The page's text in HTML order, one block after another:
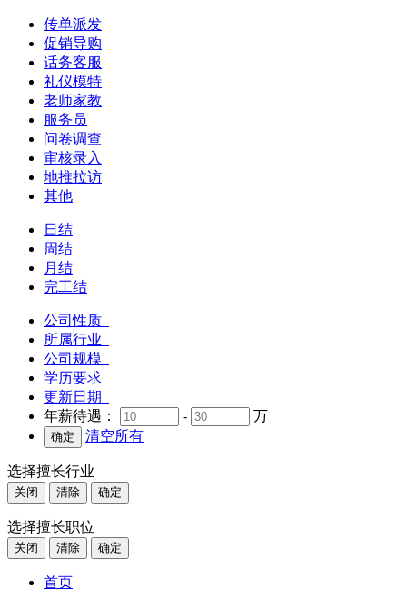
传单派发
促销导购
话务客服
礼仪模特
老师家教
服务员
问卷调查
审核录入
地推拉访
其他
日结
周结
月结
完工结
公司性质
所属行业
公司规模
学历要求
更新日期
年薪待遇：
-
万
清空所有
选择擅长行业
关闭 清除 确定
选择擅长职位
关闭 清除 确定
首页